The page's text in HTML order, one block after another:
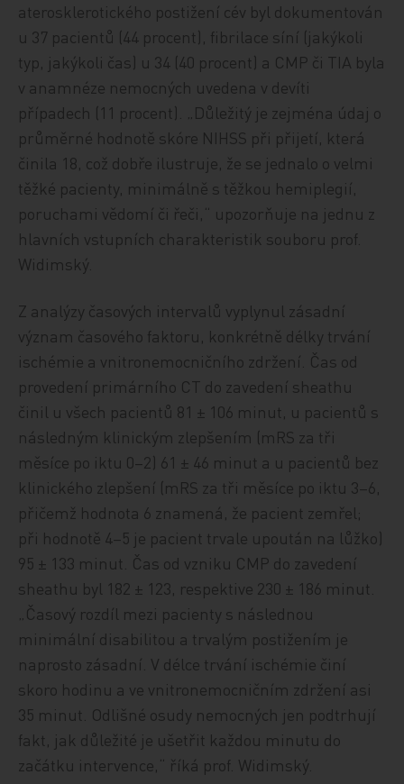
aterosklerotického postižení cév byl dokumentován
u 37 pacientů (44 procent), fibrilace síní (jakýkoli
typ, jakýkoli čas) u 34 (40 procent) a CMP či TIA byla
v anamnéze nemocných uvedena v devíti
případech (11 procent). „Důležitý je zejména údaj o
průměrné hodnotě skóre NIHSS při přijetí, která
činila 18, což dobře ilustruje, že se jednalo o velmi
těžké pacienty, minimálně s těžkou hemiplegií,
poruchami vědomí či řeči,“ upozorňuje na jednu z
hlavních vstupních charakteristik souboru prof.
Widimský.
Z analýzy časových intervalů vyplynul zásadní
význam časového faktoru, konkrétně délky trvání
ischémie a vnitronemocničního zdržení. Čas od
provedení primárního CT do zavedení sheathu
činil u všech pacientů 81 ± 106 minut, u pacientů s
následným klinickým zlepšením (mRS za tři
měsíce po iktu 0–2) 61 ± 46 minut a u pacientů bez
klinického zlepšení (mRS za tři měsíce po iktu 3–6,
přičemž hodnota 6 znamená, že pacient zemřel;
při hodnotě 4–5 je pacient trvale upoután na lůžko)
95 ± 133 minut. Čas od vzniku CMP do zavedení
sheathu byl 182 ± 123, respektive 230 ± 186 minut.
„Časový rozdíl mezi pacienty s následnou
minimální disabilitou a trvalým postižením je
naprosto zásadní. V délce trvání ischémie činí
skoro hodinu a ve vnitronemocničním zdržení asi
35 minut. Odlišné osudy nemocných jen podtrhují
fakt, jak důležité je ušetřit každou minutu do
začátku intervence,“ říká prof. Widimský.